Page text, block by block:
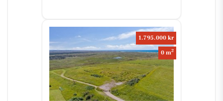
1.795.000 kr
0 m2